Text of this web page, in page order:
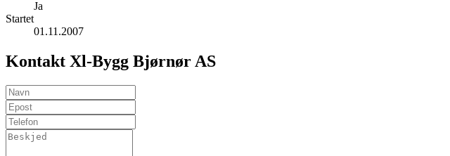
Ja
Startet
01.11.2007
Kontakt Xl-Bygg Bjørnør AS